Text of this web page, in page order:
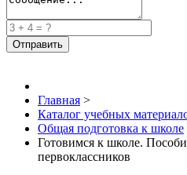
Главная >
Каталог учебных
Общая подготовка к школе
Готовимся к школе.
первоклассников